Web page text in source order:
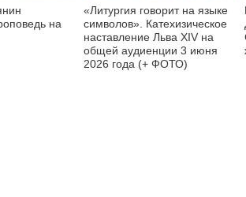
на
«Литургия говорит на языке
символов». Катехизическое
наставление Льва XIV на
общей аудиенции 3 июня
2026 года (+ ФОТО)